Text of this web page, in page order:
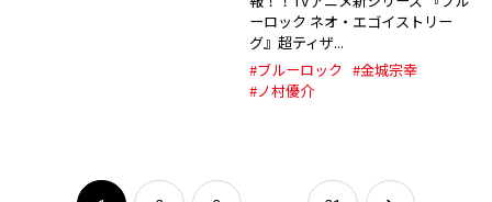
ーロック ネオ・エゴイストリー
グ』超ティザ...
#ブルーロック #金城宗幸
#ノ村優介